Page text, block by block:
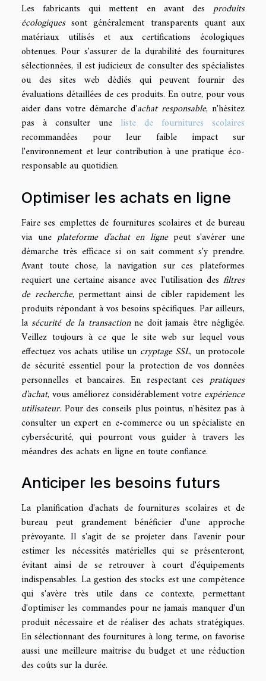
Les fabricants qui mettent en avant desproduits
écologiquessont généralement transparents quant aux
matériaux utilisés et aux certifications écologiques
obtenues. Pour s'assurer de la durabilité des fournitures
sélectionnées, il est judicieux de consulter des spécialistes
ou des sites web dédiés qui peuvent fournir des
évaluations détaillées de ces produits. En outre, pour vous
aider dans votre démarche d'achat responsable, n'hésitez
pas à consulter une liste de fournitures scolaires
recommandées pour leur faible impact sur
l'environnement et leur contribution à une pratique éco-
responsable au quotidien.
Optimiser les achats en ligne
Faire ses emplettes de fournitures scolaires et de bureau
via une plateforme d'achat en lignepeut s'avérer une
démarche très efficace si on sait comment s'y prendre.
Avant toute chose, la navigation sur ces plateformes
requiert une certaine aisance avec l'utilisation des filtres
de recherche, permettant ainsi de cibler rapidement les
produits répondant à vos besoins spécifiques. Par ailleurs,
la sécurité de la transactionne doit jamais être négligée.
Veillez toujours à ce que le site web sur lequel vous
effectuez vos achats utilise un cryptage SSL, un protocole
de sécurité essentiel pour la protection de vos données
personnelles et bancaires. En respectant ces pratiques
d'achat, vous améliorez considérablement votre expérience
utilisateur. Pour des conseils plus pointus, n'hésitez pas à
consulter un expert en e-commerce ou un spécialiste en
cybersécurité, qui pourront vous guider à travers les
méandres des achats en ligne en toute confiance.
Anticiper les besoins futurs
La planification d'achats de fournitures scolaires et de
bureau peut grandement bénéficier d'une approche
prévoyante. Il s'agit de se projeter dans l'avenir pour
estimer les nécessités matérielles qui se présenteront,
évitant ainsi de se retrouver à court d'équipements
indispensables. La gestion des stocks est une compétence
qui s'avère très utile dans ce contexte, permettant
d'optimiser les commandes pour ne jamais manquer d'un
produit nécessaire et de réaliser des achats stratégiques.
En sélectionnant des fournitures à long terme, on favorise
aussi une meilleure maîtrise du budget et une réduction
des coûts sur la durée.